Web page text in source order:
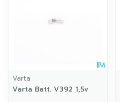
Varta
Varta Batt. V392 1,5v